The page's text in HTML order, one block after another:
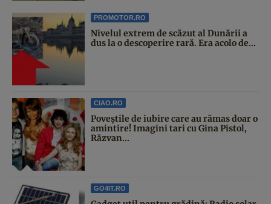
PROMOTOR.RO
Nivelul extrem de scăzut al Dunării a
dus la o descoperire rară. Era acolo de...
CIAO.RO
Poveştile de iubire care au rămas doar o
amintire! Imagini tari cu Gina Pistol,
Răzvan...
GO4IT.RO